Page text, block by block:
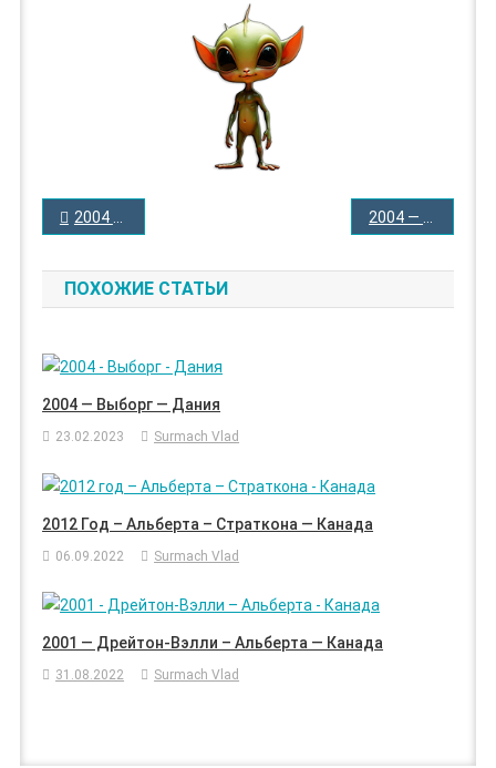
НАВИГАЦИЯ
ПО
2004 — Выборг — Дания
ПОХОЖИЕ СТАТЬИ
2004 — Выборг — Дания
23.02.2023 Surmach Vlad
2012 Год – Альберта – Страткона — Канада
06.09.2022 Surmach Vlad
2001 — Дрейтон-Вэлли – Альберта — Канада
31.08.2022 Surmach Vlad